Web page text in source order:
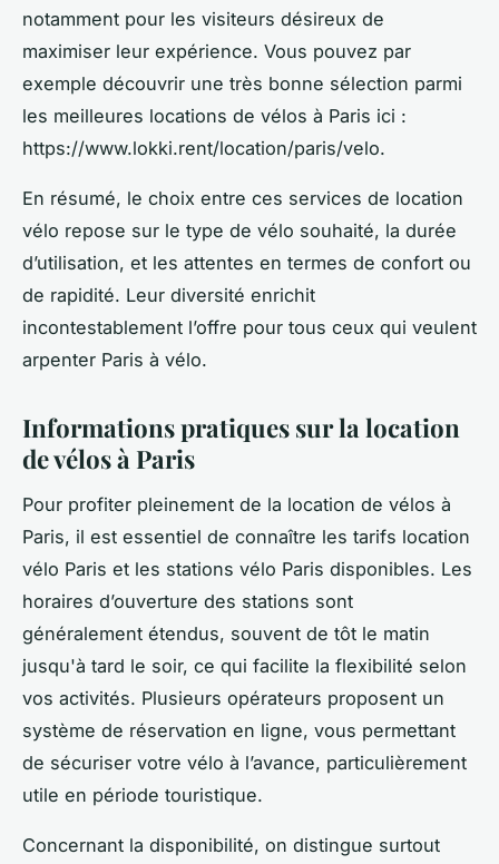
notamment pour les visiteurs désireux de
maximiser leur expérience. Vous pouvez par
exemple découvrir une très bonne sélection parmi
les meilleures locations de vélos à Paris ici :
https://www.lokki.rent/location/paris/velo.
En résumé, le choix entre ces services de location
vélo repose sur le type de vélo souhaité, la durée
d’utilisation, et les attentes en termes de confort ou
de rapidité. Leur diversité enrichit
incontestablement l’offre pour tous ceux qui veulent
arpenter Paris à vélo.
Informations pratiques sur la location
de vélos à Paris
Pour profiter pleinement de la location de vélos à
Paris, il est essentiel de connaître les tarifs location
vélo Paris et les stations vélo Paris disponibles. Les
horaires d’ouverture des stations sont
généralement étendus, souvent de tôt le matin
jusqu'à tard le soir, ce qui facilite la flexibilité selon
vos activités. Plusieurs opérateurs proposent un
système de réservation en ligne, vous permettant
de sécuriser votre vélo à l’avance, particulièrement
utile en période touristique.
Concernant la disponibilité, on distingue surtout